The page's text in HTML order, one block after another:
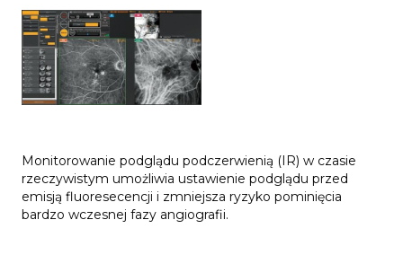
Monitorowanie podglądu podczerwienią (IR) w czasie
rzeczywistym umożliwia ustawienie podglądu przed
emisją fluoresecencji i zmniejsza ryzyko pominięcia
bardzo wczesnej fazy angiografii.